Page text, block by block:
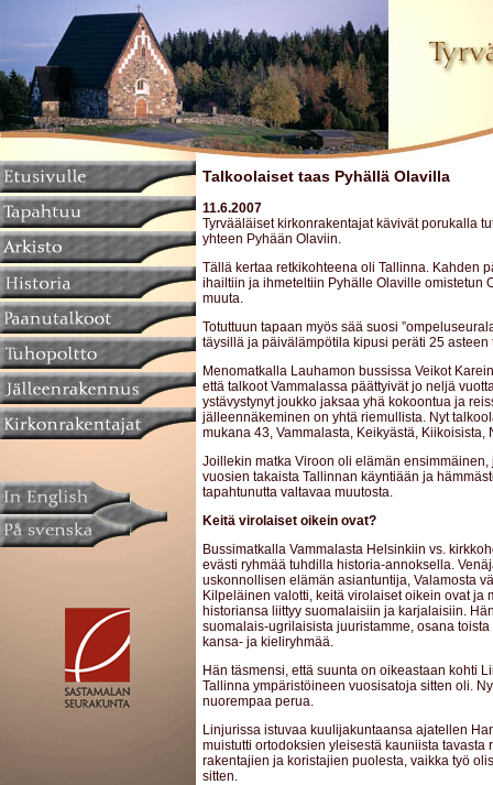
Talkoolaiset taas Pyhällä Olavilla
11.6.2007
Tyrvääläiset kirkonrakentajat kävivät porukalla
yhteen Pyhään Olaviin.
Tällä kertaa retkikohteena oli Tallinna. Kahden
ihailtiin ja ihmeteltiin Pyhälle Olaville omistetun
muuta.
Totuttuun tapaan myös sää suosi
täysillä ja päivälämpötila kipusi peräti 25 asteen
Menomatkalla Lauhamon bussissa Veikot
että talkoot Vammalassa päättyivät jo neljä
ystävystynyt joukko jaksaa yhä kokoontua ja
jälleennäkeminen on yhtä riemullista. Nyt
mukana 43, Vammalasta, Keikyästä, Kiikoisista,
Joillekin matka Viroon oli elämän ensimmäinen,
vuosien takaista Tallinnan käyntiään ja
tapahtunutta valtavaa muutosta.
Keitä virolaiset oikein ovat?
Bussimatkalla Vammalasta Helsinkiin vs.
evästi ryhmää tuhdilla historia-annoksella.
uskonnollisen elämän asiantuntija, Valamosta
Kilpeläinen valotti, keitä virolaiset oikein ovat ja
historiansa liittyy suomalaisiin ja karjalaisiin.
suomalais-ugrilaisista juuristamme, osana
kansa- ja kieliryhmää.
Hän täsmensi, että suunta on oikeastaan kohti
Tallinna ympäristöineen vuosisatoja sitten oli.
nuorempaa perua.
Linjurissa istuvaa kuulijakuntaansa ajatellen
muistutti ortodoksien yleisestä kauniista tavasta
rakentajien ja koristajien puolesta, vaikka työ
sitten.